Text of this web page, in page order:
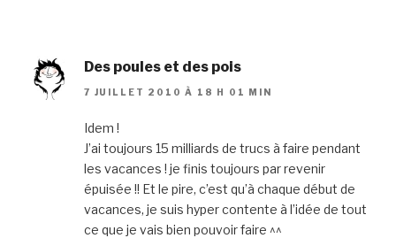
Des poules et des pois
7 JUILLET 2010 À 18 H 01 MIN
Idem !
J’ai toujours 15 milliards de trucs à faire pendant
les vacances ! je finis toujours par revenir
épuisée !! Et le pire, c’est qu’à chaque début de
vacances, je suis hyper contente à l’idée de tout
ce que je vais bien pouvoir faire ^^